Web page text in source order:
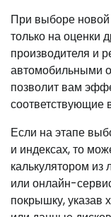
При выборе
только на оценки
производителя и
автомобильными
позволит вам
соответствующие
Если на этапе
и индексах, то
калькулятором из
или онлайн-
покрышку, указав